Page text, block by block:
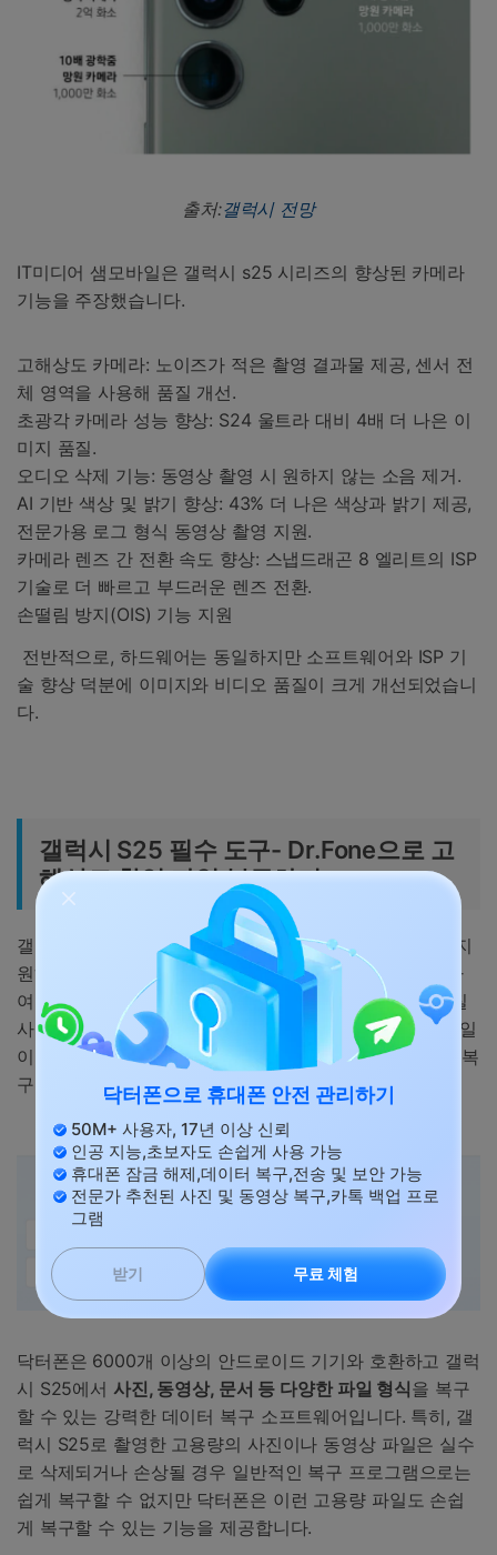
출처:갤럭시 전망
IT미디어 샘모바일은 갤럭시 s25 시리즈의 향상된 카메라
기능을 주장했습니다.
고해상도 카메라: 노이즈가 적은 촬영 결과물 제공, 센서 전
체 영역을 사용해 품질 개선.
초광각 카메라 성능 향상: S24 울트라 대비 4배 더 나은 이
미지 품질.
오디오 삭제 기능: 동영상 촬영 시 원하지 않는 소음 제거.
AI 기반 색상 및 밝기 향상: 43% 더 나은 색상과 밝기 제공,
전문가용 로그 형식 동영상 촬영 지원.
카메라 렌즈 간 전환 속도 향상: 스냅드래곤 8 엘리트의 ISP
기술로 더 빠르고 부드러운 렌즈 전환.
손떨림 방지(OIS) 기능 지원
전반적으로, 하드웨어는 동일하지만 소프트웨어와 ISP 기
술 향상 덕분에 이미지와 비디오 품질이 크게 개선되었습니
다.
갤럭시 S25 필수 도구- Dr.Fone으로 고
해상도 촬영 파일 복구하기
갤럭시 S25는 2억 화소의 기본 카메라와 5배 광학 줌을 지
원하는 망원 카메라 등, 고해상도 카메라 시스템을 탑재하
여 최고의 사진 품질을 제공합니다. 그렇다면, 이런 고화질
사진과 영상을 촬영하면서도 혹시 모를 사고로 중요한 파일
이 사라지면 어떻게 해야 할까요? 바로 그때, 갤럭시 s25 복
구 도구인
닥터폰이 그 진가를 발휘합니다.
닥터폰은 6000개 이상의 안드로이드 기기와 호환하고 갤럭
시 S25에서 사진 , 동영상, 문서 등 다양한 파일 형식을 복구
할 수 있는 강력한 데이터 복구 소프트웨어입니다. 특히, 갤
럭시 S25로 촬영한 고용량의 사진이나 동영상 파일은 실수
로 삭제되거나 손상될 경우 일반적인 복구 프로그램으로는
쉽게 복구할 수 없지만 닥터폰은 이런 고용량 파일도 손쉽
게 복구할 수 있는 기능을 제공합니다.
닥터폰으로 휴대폰 안전 관리하기
50M+ 사용자, 17년 이상 신뢰
인공 지능,초보자도 손쉽게 사용 가능
휴대폰 잠금 해제,데이터 복구,전송 및 보안 가능
전문가 추천된 사진 및 동영상 복구,카톡 백업 프로
그램
받기 무료 체험